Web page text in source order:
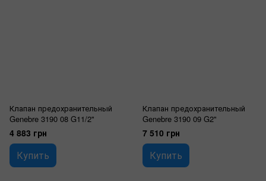
Клапан предохранительный
Genebre 3190 08 G11/2"
4 883 грн
Купить
Клапан предохранительный
Genebre 3190 09 G2"
7 510 грн
Купить